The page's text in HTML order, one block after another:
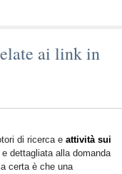
ai link in
di ricerca e attività sui
dettagliata alla domanda
certa è che una